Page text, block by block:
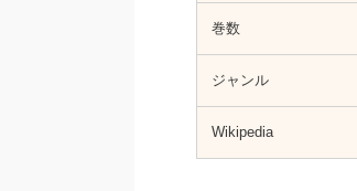
巻数
ジャンル
Wikipedia